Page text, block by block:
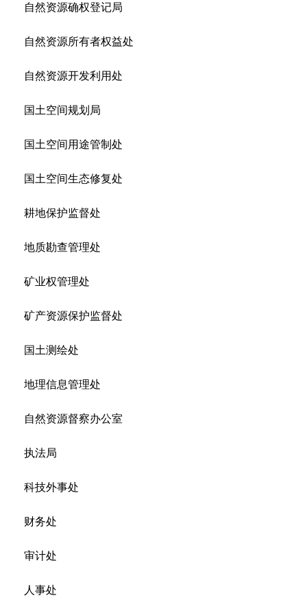
自然资源确权登记局
自然资源所有者权益处
自然资源开发利用处
国土空间规划局
国土空间用途管制处
国土空间生态修复处
耕地保护监督处
地质勘查管理处
矿业权管理处
矿产资源保护监督处
国土测绘处
地理信息管理处
自然资源督察办公室
执法局
科技外事处
财务处
审计处
人事处